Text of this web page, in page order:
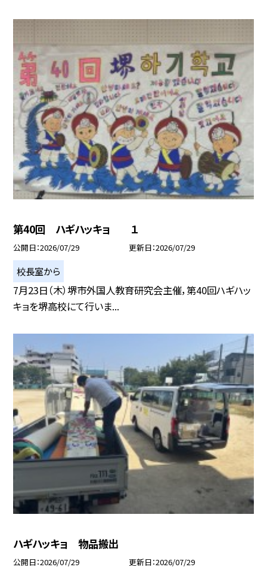
第40回 ハギハッキョ １
公開日 2026/07/29 更新日 2026/07/29
校長室から
7月23日（木）堺市外国人教育研究会主催，第40回ハギハッ
キョを堺高校にて行いま...
ハギハッキョ 物品搬出
公開日 2026/07/29 更新日 2026/07/29